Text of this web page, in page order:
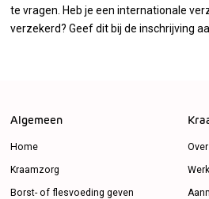
te vragen. Heb je een internationale
verzekerd? Geef dit bij de inschrijving
Algemeen
Home
Kraamzorg
Borst- of flesvoeding geven